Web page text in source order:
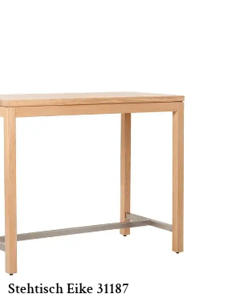
Stehtisch Eike 31187